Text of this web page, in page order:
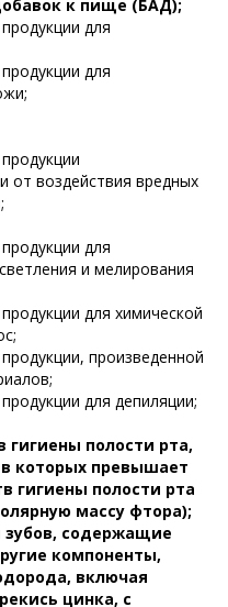
к пище (БАД);
для
для
от воздействия вредных
для
и мелирования
для химической
произведенной
для депиляции;
полости рта,
которых превышает
гигиены полости рта
массу фтора);
зубов, содержащие
компоненты,
включая
цинка, с